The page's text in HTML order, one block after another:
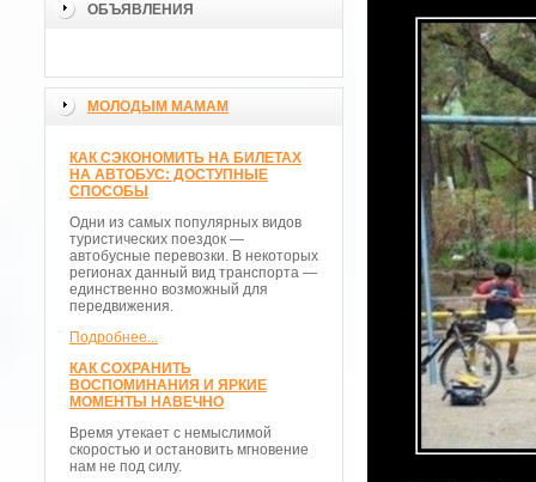
ОБЪЯВЛЕНИЯ
МОЛОДЫМ МАМАМ
КАК СЭКОНОМИТЬ НА БИЛЕТАХ
НА АВТОБУС: ДОСТУПНЫЕ
СПОСОБЫ
Одни из самых популярных видов
туристических поездок —
автобусные перевозки. В некоторых
регионах данный вид транспорта —
единственно возможный для
передвижения.
Подробнее...
КАК СОХРАНИТЬ
ВОСПОМИНАНИЯ И ЯРКИЕ
МОМЕНТЫ НАВЕЧНО
Время утекает с немыслимой
скоростью и остановить мгновение
нам не под силу.